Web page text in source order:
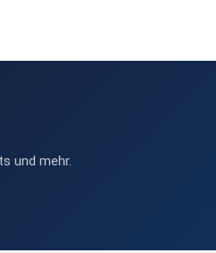
und mehr.